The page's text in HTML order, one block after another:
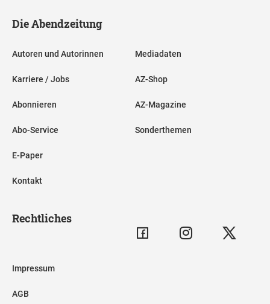
Die Abendzeitung
Autoren und Autorinnen
Karriere / Jobs
Abonnieren
Abo-Service
E-Paper
Kontakt
Mediadaten
AZ-Shop
AZ-Magazine
Sonderthemen
Rechtliches
Impressum
AGB